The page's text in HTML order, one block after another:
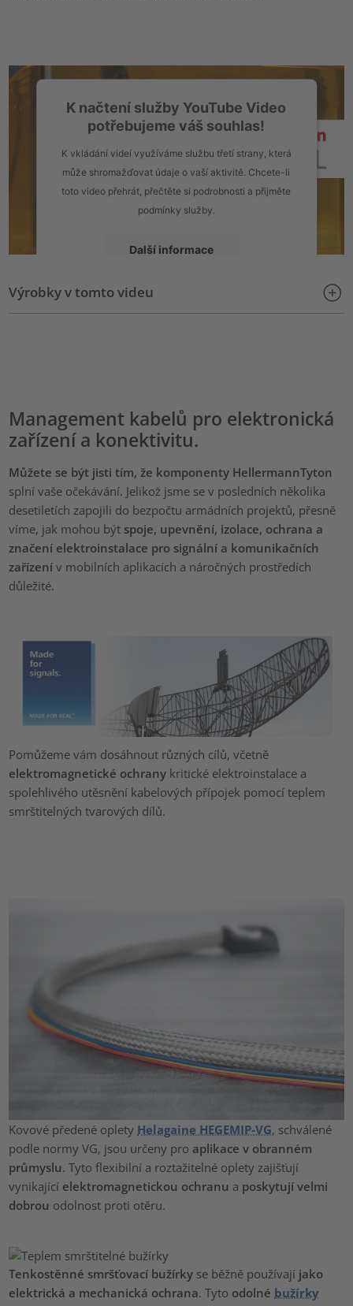
K načtení služby YouTube Video
potřebujeme váš souhlas!
K vkládání videí využíváme službu třetí strany, která
může shromažďovat údaje o vaší aktivitě. Chcete-li
toto video přehrát, přečtěte si podrobnosti a přijměte
podmínky služby.
Další informace
Přijmout
powered byUsercentrics Consent Management Platform
Výrobky v tomto videu
Management kabelů pro elektronická
zařízení a konektivitu.
Můžete se být jisti tím, že komponenty HellermannTyton
splní vaše očekávání. Jelikož jsme se v posledních několika
desetiletích zapojili do bezpočtu armádních projektů, přesně
víme, jak mohou být spoje, upevnění, izolace, ochrana a
značení elektroinstalace pro signální a komunikačních
zařízení v mobilních aplikacích a náročných prostředích
důležité.
Pomůžeme vám dosáhnout různých cílů, včetně
elektromagnetické ochrany kritické elektroinstalace a
spolehlivého utěsnění kabelových přípojek pomocí teplem
smrštitelných tvarových dílů.
Kovové předené oplety Helagaine HEGEMIP-VG, schválené
podle normy VG, jsou určeny pro aplikace v obranném
průmyslu. Tyto flexibilní a roztažitelné oplety zajišťují
vynikající elektromagnetickou ochranu a poskytují velmi
dobrou odolnost proti otěru.
Tenkostěnné smršťovací bužírky se běžně používají jako
elektrická a mechanická ochrana. Tyto odolné bužírky